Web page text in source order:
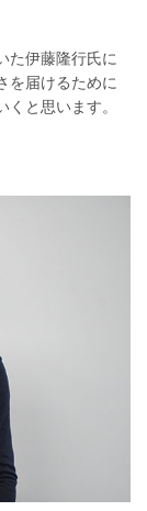
た伊藤隆行氏に
を届けるために
と思います。